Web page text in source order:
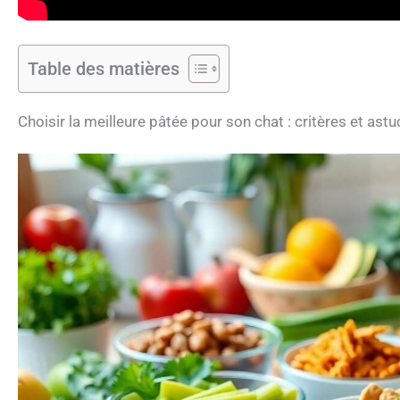
Table des matières
Choisir la meilleure pâtée pour son chat : critères et